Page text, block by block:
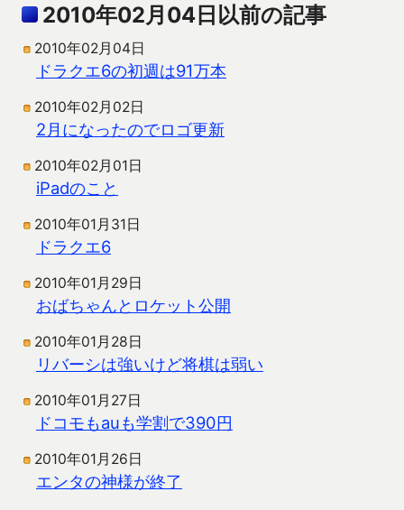
2010年02月04日以前の記事
2010年02月04日
ドラクエ6の初週は91万本
2010年02月02日
2月になったのでロゴ更新
2010年02月01日
iPadのこと
2010年01月31日
ドラクエ6
2010年01月29日
おばちゃんとロケット公開
2010年01月28日
リバーシは強いけど将棋は弱い
2010年01月27日
ドコモもauも学割で390円
2010年01月26日
エンタの神様が終了